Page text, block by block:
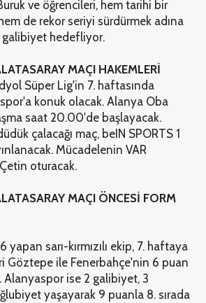
ve öğrencileri, hem tarihi bir
de rekor seriyi sürdürmek adına
galibiyet hedefliyor.
MAÇI HAKEMLERİ
Süper Lig'in 7. haftasında
konuk olacak. Alanya Oba
saat 20.00'de başlayacak.
çalacağı maç, beIN SPORTS 1
Mücadelenin VAR
oturacak.
MAÇI ÖNCESİ FORM
yapan sarı-kırmızılı ekip, 7. haftaya
Göztepe ile Fenerbahçe'nin 6 puan
ise 2 galibiyet, 3
yaşayarak 9 puanla 8. sırada